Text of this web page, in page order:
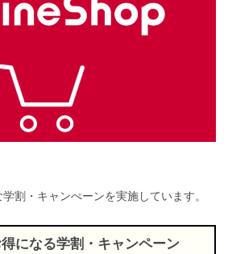
割・キャンぺーンを実施しています。
になる学割・キャンペーン